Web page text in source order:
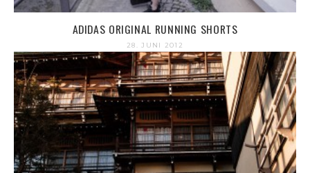
ADIDAS ORIGINAL RUNNING SHORTS
28. JUNI 2012